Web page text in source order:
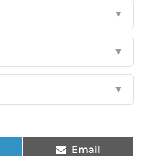
▼
▼
▼
Email